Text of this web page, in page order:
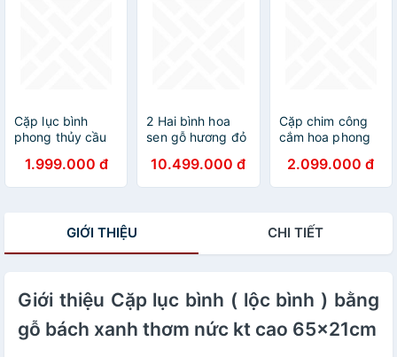
Cặp lục bình
phong thủy cầu
trắc cao 30cm
1.999.000 đ
2 Hai bình hoa
sen gỗ hương đỏ
gương bằng gỗ
hương đá ,trang
10.499.000 đ
Cặp chim công
cắm hoa phong
bằng gỗ bách
xanh thơm nức
2.099.000 đ
GIỚI THIỆU CHI TIẾT
Giới thiệu Cặp lục bình ( lộc bình ) bằng
gỗ bách xanh thơm nức kt cao 65×21cm